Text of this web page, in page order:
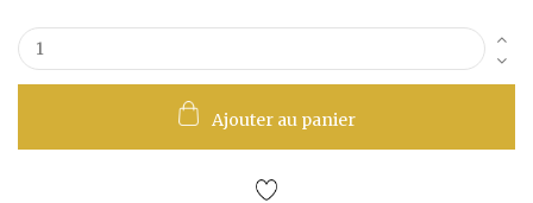
Ajouter au panier